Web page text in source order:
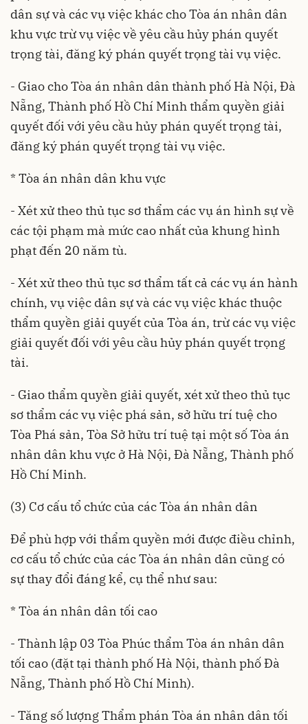
dân sự và các vụ việc khác cho Tòa án nhân dân
khu vực trừ vụ việc về yêu cầu hủy phán quyết
trọng tài, đăng ký phán quyết trọng tài vụ việc.
- Giao cho Tòa án nhân dân thành phố Hà Nội, Đà
Nẵng, Thành phố Hồ Chí Minh thẩm quyền giải
quyết đối với yêu cầu hủy phán quyết trọng tài,
đăng ký phán quyết trọng tài vụ việc.
* Tòa án nhân dân khu vực
- Xét xử theo thủ tục sơ thẩm các vụ án hình sự về
các tội phạm mà mức cao nhất của khung hình
phạt đến 20 năm tù.
- Xét xử theo thủ tục sơ thẩm tất cả các vụ án hành
chính, vụ việc dân sự và các vụ việc khác thuộc
thẩm quyền giải quyết của Tòa án, trừ các vụ việc
giải quyết đối với yêu cầu hủy phán quyết trọng
tài.
- Giao thẩm quyền giải quyết, xét xử theo thủ tục
sơ thẩm các vụ việc phá sản, sở hữu trí tuệ cho
Tòa Phá sản, Tòa Sở hữu trí tuệ tại một số Tòa án
nhân dân khu vực ở Hà Nội, Đà Nẵng, Thành phố
Hồ Chí Minh.
(3) Cơ cấu tổ chức của các Tòa án nhân dân
Để phù hợp với thẩm quyền mới được điều chỉnh,
cơ cấu tổ chức của các Tòa án nhân dân cũng có
sự thay đổi đáng kể, cụ thể như sau:
* Tòa án nhân dân tối cao
- Thành lập 03 Tòa Phúc thẩm Tòa án nhân dân
tối cao (đặt tại thành phố Hà Nội, thành phố Đà
Nẵng, Thành phố Hồ Chí Minh).
- Tăng số lượng Thẩm phán Tòa án nhân dân tối